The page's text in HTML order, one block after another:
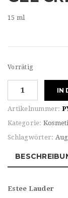
15 ml
Vorrätig
ADVANCED
SUPERCHARGED
EYE
Menge
IN
Artikelnummer:
Kategorie:
Schlagwörter:
Estee Lauder